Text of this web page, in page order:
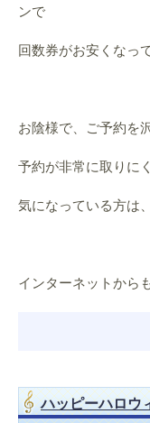
ンで
回数券がお安くなっ
お陰様で、ご予約を
予約が非常に取りに
気になっている方は
インターネットから
ハッピーハロウ